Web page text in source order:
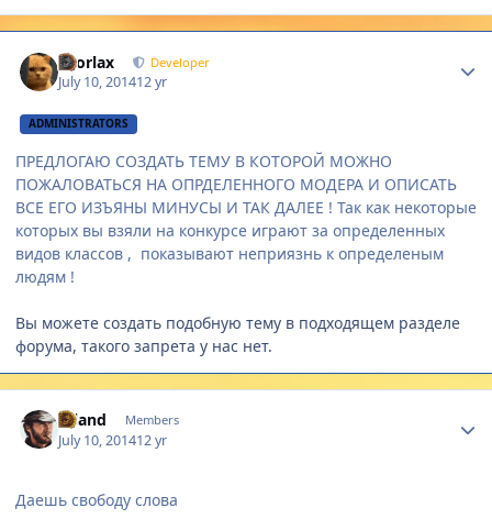
snorlax Developer
July 10, 201412 yr
ADMINISTRATORS
ПРЕДЛОГАЮ СОЗДАТЬ ТЕМУ В КОТОРОЙ МОЖНО
ПОЖАЛОВАТЬСЯ НА ОПРДЕЛЕННОГО МОДЕРА И ОПИСАТЬ
ВСЕ ЕГО ИЗЪЯНЫ МИНУСЫ И ТАК ДАЛЕЕ ! Так как некоторые
которых вы взяли на конкурсе играют за определенных
видов классов , показывают неприязнь к определеным
людям !
Вы можете создать подобную тему в подходящем разделе
форума, такого запрета у нас нет.
r0land Members
July 10, 201412 yr
Даешь свободу слова